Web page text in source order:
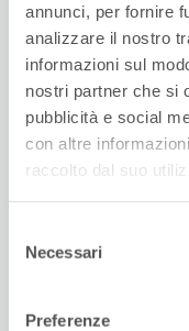
annunci, per fornire
analizzare il nostro
informazioni sul
nostri partner che si
pubblicità e social
con altre
raccolto dal suo
delNecessari
Preferenze